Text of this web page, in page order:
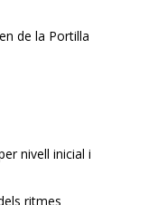
de la Portilla
nivell inicial i
ritmes